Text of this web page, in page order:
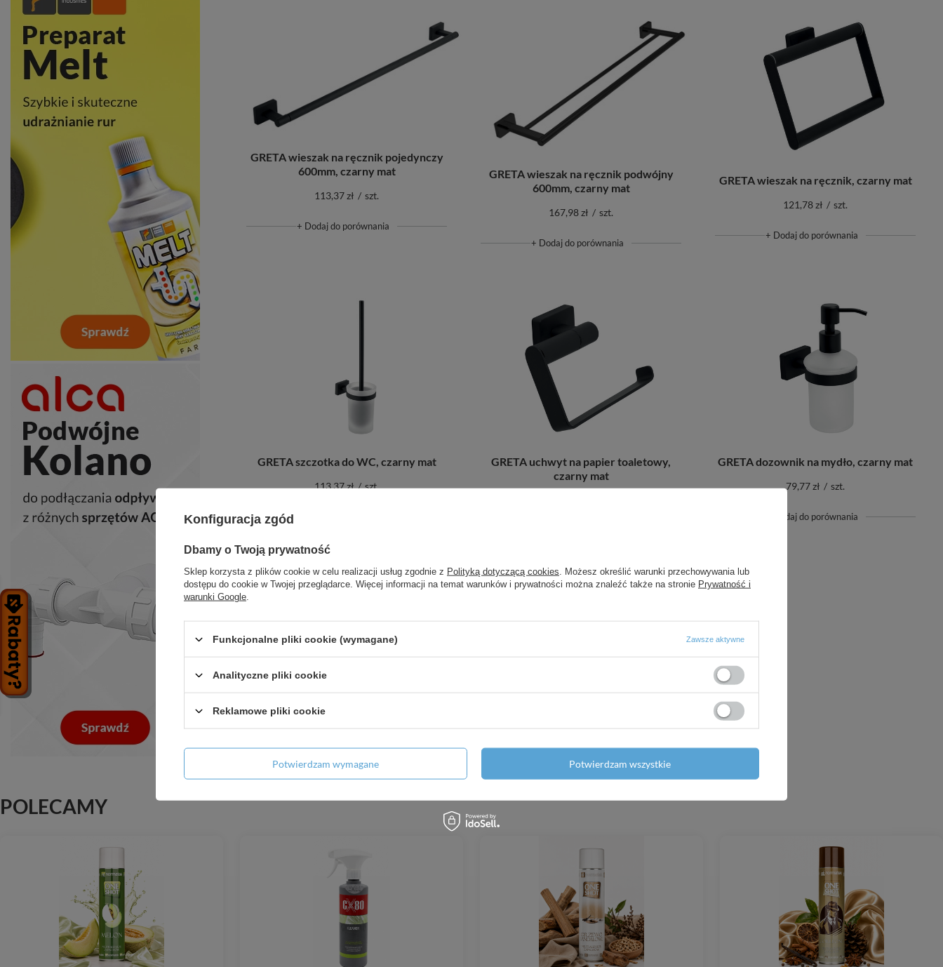
GRETA wieszak na ręcznik pojedynczy
600mm, czarny mat
113,37 zł / szt.
+ Dodaj do porównania
GRETA wieszak na ręcznik podwójny
600mm, czarny mat
167,98 zł / szt.
+ Dodaj do porównania
GRETA wieszak na ręcznik, czarny mat
121,78 zł / szt.
+ Dodaj do porównania
GRETA szczotka do WC, czarny mat
113,37 zł / szt.
GRETA uchwyt na papier toaletowy,
czarny mat
GRETA dozownik na mydło, czarny mat
79,77 zł / szt.
+ Dodaj do porównania
POLECAMY
Konfiguracja zgód
Dbamy o Twoją prywatność
Sklep korzysta z plików cookie w celu realizacji usług zgodnie z Polityką dotyczącą cookies . Możesz określić warunki przechowywania lub
dostępu do cookie w Twojej przeglądarce. Więcej informacji na temat warunków i prywatności można znaleźć także na stronie Prywatność i
warunki Google
Funkcjonalne pliki cookie (wymagane) Zawsze aktywne
Analityczne pliki cookie
Reklamowe pliki cookie
Potwierdzam wymagane Potwierdzam wszystkie